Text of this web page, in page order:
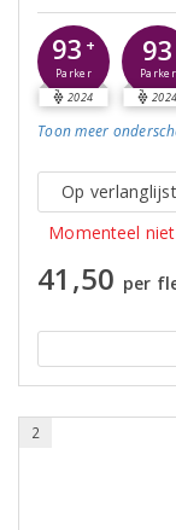
93 +
Parker
2024
93
Parker
2024
Toon meer
Op verlanglijst
Momenteel
41,50 per
2